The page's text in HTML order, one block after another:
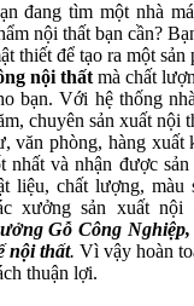
đang tìm một nhà
nội thất bạn cần?
thiết để tạo ra một
nội thấtmà chất
bạn. Với hệ thống
chuyên sản xuất nội
văn phòng, hàng xuất
nhất và nhận được
liệu, chất lượng, màu
xưởng sản xuất nội
Gỗ Công
nội thất. Vì vậy hoàn
thuận lợi.